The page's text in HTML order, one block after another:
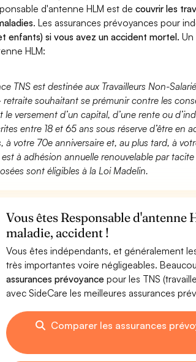
d'antenne HLM est decouvrir les
. Les assurances prévoyances pour
enfants) si vous avez un accident mortel.
HLM:
TNS est destinée aux Travailleurs Non-
souhaitant se prémunir contre les
le versement d’un capital, d’une rente ou
entre 18 et 65 ans sous réserve d’être
à votre 70e anniversaire et, au plus tard, à
est à adhésion annuelle renouvelable par
sont éligibles à la Loi Madelin.
Vous êtes Responsable d'antenne
maladie, accident !
Vous êtes indépendants, et généralement
très importantes voire négligeables.
assurances prévoyancepour les TNS
avec SideCare les meilleures assurances
Comparer les assurances